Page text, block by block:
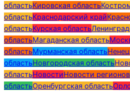
областьКировская область
областьКраснодарский край
областьКурская область
областьМагаданская область
областьМурманская область
областьНовгородская область
областьНовостиНовости регионов
областьОренбургская область